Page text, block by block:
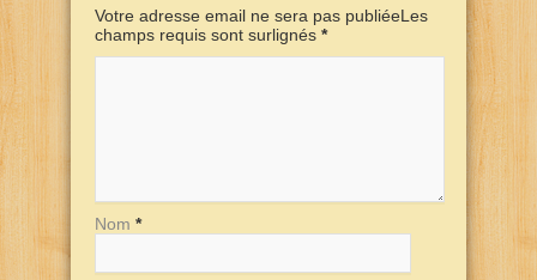
Votre adresse email ne sera pas publiéeLes
champs requis sont surlignés *
Nom *